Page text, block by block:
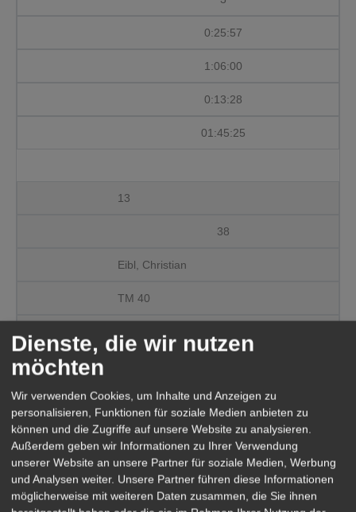
0:25:57
1:06:00
0:13:28
01:45:25
13
38
Eibl, Christian
TM 40
1:05:51
0:13:41
01:47:24
Dienste, die wir nutzen
möchten
Wir verwenden Cookies, um Inhalte und Anzeigen zu
personalisieren, Funktionen für soziale Medien anbieten zu
können und die Zugriffe auf unsere Website zu analysieren.
Außerdem geben wir Informationen zu Ihrer Verwendung
unserer Website an unsere Partner für soziale Medien, Werbung
und Analysen weiter. Unsere Partner führen diese Informationen
möglicherweise mit weiteren Daten zusammen, die Sie ihnen